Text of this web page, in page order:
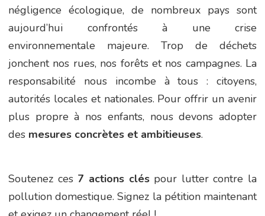
négligence écologique, de nombreux pays sont
aujourd’hui confrontés à une crise
environnementale majeure. Trop de déchets
jonchent nos rues, nos forêts et nos campagnes. La
responsabilité nous incombe à tous : citoyens,
autorités locales et nationales. Pour offrir un avenir
plus propre à nos enfants, nous devons adopter
des mesures concrètes et ambitieuses.
Soutenez ces 7 actions cléspour lutter contre la
pollution domestique. Signez la pétition maintenant